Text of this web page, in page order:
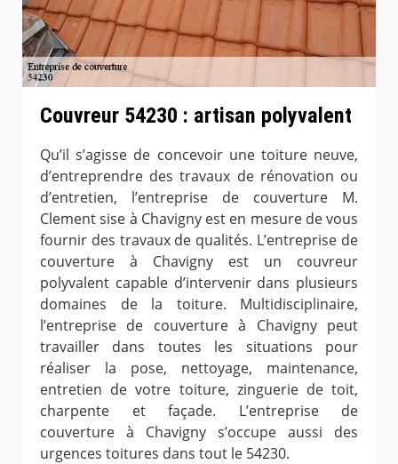
Couvreur 54230 : artisan polyvalent
Qu’il s’agisse de concevoir une toiture neuve,
d’entreprendre des travaux de rénovation ou
d’entretien, l’entreprise de couverture M.
Clement sise à Chavigny est en mesure de vous
fournir des travaux de qualités. L’entreprise de
couverture à Chavigny est un couvreur
polyvalent capable d’intervenir dans plusieurs
domaines de la toiture. Multidisciplinaire,
l’entreprise de couverture à Chavigny peut
travailler dans toutes les situations pour
réaliser la pose, nettoyage, maintenance,
entretien de votre toiture, zinguerie de toit,
charpente et façade. L’entreprise de
couverture à Chavigny s’occupe aussi des
urgences toitures dans tout le 54230.